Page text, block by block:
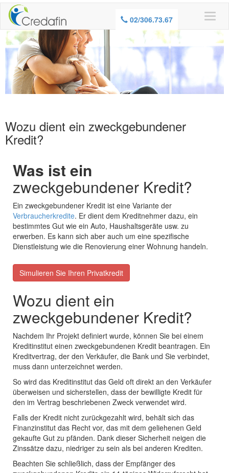
02/306.73.67
Wozu dient ein zweckgebundener
Kredit?
Was ist ein
zweckgebundener Kredit?
Ein zweckgebundener Kredit ist eine Variante der
Verbraucherkredite. Er dient dem Kreditnehmer dazu, ein
bestimmtes Gut wie ein Auto, Haushaltsgeräte usw. zu
erwerben. Es kann sich aber auch um eine spezifische
Dienstleistung wie die Renovierung einer Wohnung handeln.
Simulieren Sie Ihren Privatkredit
Wozu dient ein
zweckgebundener Kredit?
Nachdem Ihr Projekt definiert wurde, können Sie bei einem
Kreditinstitut einen zweckgebundenen Kredit beantragen. Ein
Kreditvertrag, der den Verkäufer, die Bank und Sie verbindet,
muss dann unterzeichnet werden.
So wird das Kreditinstitut das Geld oft direkt an den Verkäufer
überweisen und sicherstellen, dass der bewilligte Kredit für
den im Vertrag beschriebenen Zweck verwendet wird.
Falls der Kredit nicht zurückgezahlt wird, behält sich das
Finanzinstitut das Recht vor, das mit dem geliehenen Geld
gekaufte Gut zu pfänden. Dank dieser Sicherheit neigen die
Zinssätze dazu, niedriger zu sein als bei anderen Krediten.
Beachten Sie schließlich, dass der Empfänger des